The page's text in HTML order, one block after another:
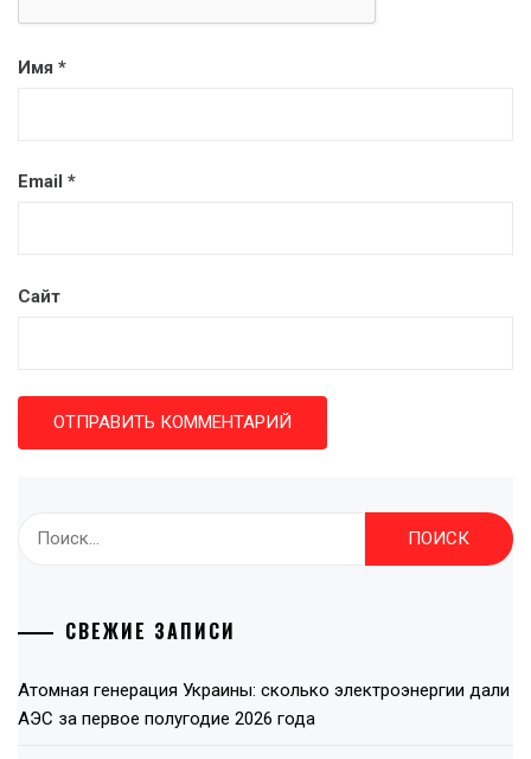
Имя *
Email *
Сайт
СВЕЖИЕ ЗАПИСИ
Атомная генерация Украины: сколько электроэнергии дали
АЭС за первое полугодие 2026 года